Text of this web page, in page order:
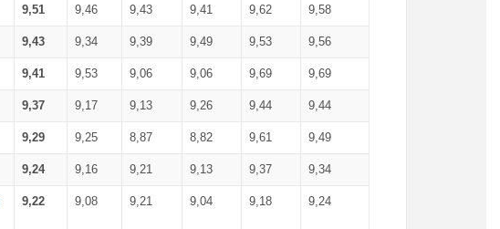
9,51 9,46 9,43 9,41 9,62 9,58
9,43 9,34 9,39 9,49 9,53 9,56
9,41 9,53 9,06 9,06 9,69 9,69
9,37 9,17 9,13 9,26 9,44 9,44
9,29 9,25 8,87 8,82 9,61 9,49
9,24 9,16 9,21 9,13 9,37 9,34
9,22 9,08 9,21 9,04 9,18 9,24